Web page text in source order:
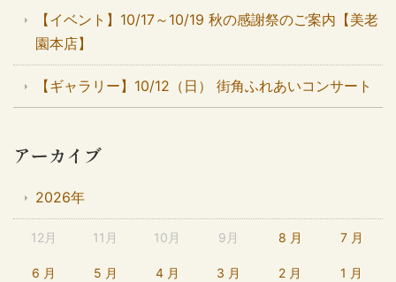
【イベント】10/17～10/19 秋の感謝祭のご案内【美老
園本店】
【ギャラリー】10/12（日） 街角ふれあいコンサート
アーカイブ
2026年
12月 11月 10月 9月 8 月 7 月
6 月 5 月 4 月 3 月 2 月 1 月